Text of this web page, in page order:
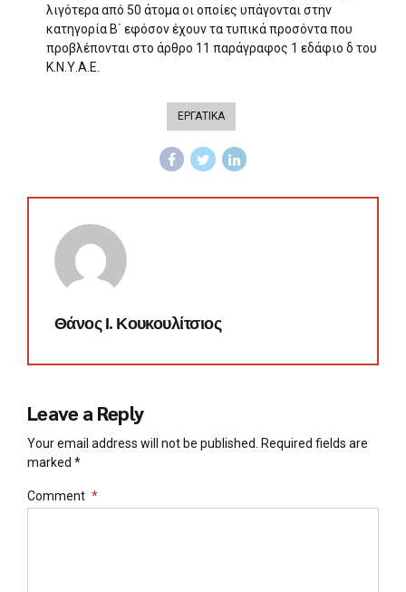
λιγότερα από 50 άτομα οι οποίες υπάγονται στην
κατηγορία Β΄ εφόσον έχουν τα τυπικά προσόντα που
προβλέπονται στο άρθρο 11 παράγραφος 1 εδάφιο δ του
Κ.Ν.Υ.Α.Ε.
ΕΡΓΑΤΙΚΑ
Θάνος Ι. Κουκουλίτσιος
Leave a Reply
Your email address will not be published. Required fields are
marked *
Comment *